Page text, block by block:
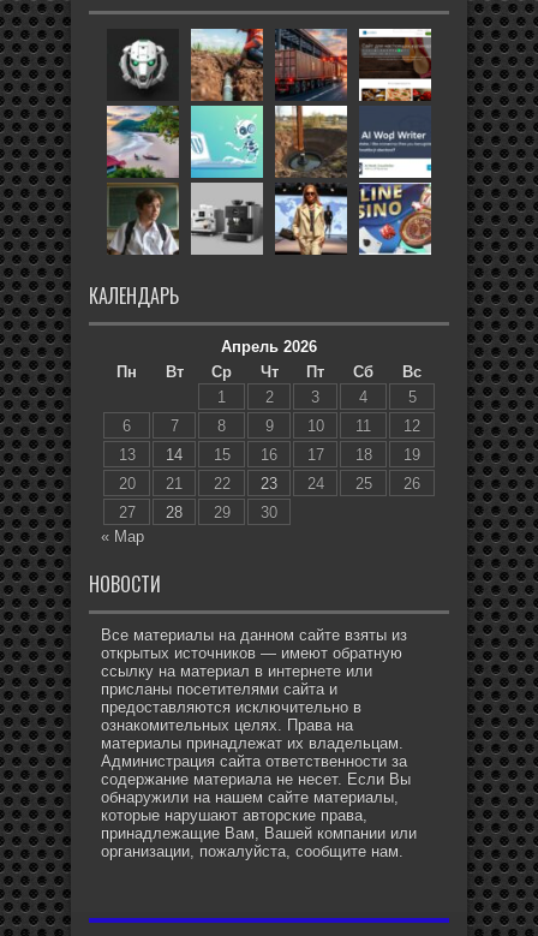
КАЛЕНДАРЬ
Апрель 2026
Пн
Вт Ср Чт Пт Сб
Вс
1
2 3 4
5
6
7 8 9 10 11
12
13
14 15 16 17 18
19
20
21 22 23 24 25
26
27
28 29
30
« Мар
НОВОСТИ
Все материалы на данном сайте взяты из
открытых источников — имеют обратную
ссылку на материал в интернете или
присланы посетителями сайта и
предоставляются исключительно в
ознакомительных целях. Права на
материалы принадлежат их владельцам.
Администрация сайта ответственности за
содержание материала не несет. Если Вы
обнаружили на нашем сайте материалы,
которые нарушают авторские права,
принадлежащие Вам, Вашей компании или
организации, пожалуйста, сообщите нам.